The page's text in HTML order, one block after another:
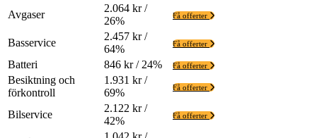
Avgaser
2.064 kr /
26%
Få offerter
Basservice
2.457 kr /
64%
Få offerter
Batteri 846 kr / 24% Få offerter
Besiktning och
förkontroll
1.931 kr /
69%
Få offerter
Bilservice
2.122 kr /
42%
Få offerter